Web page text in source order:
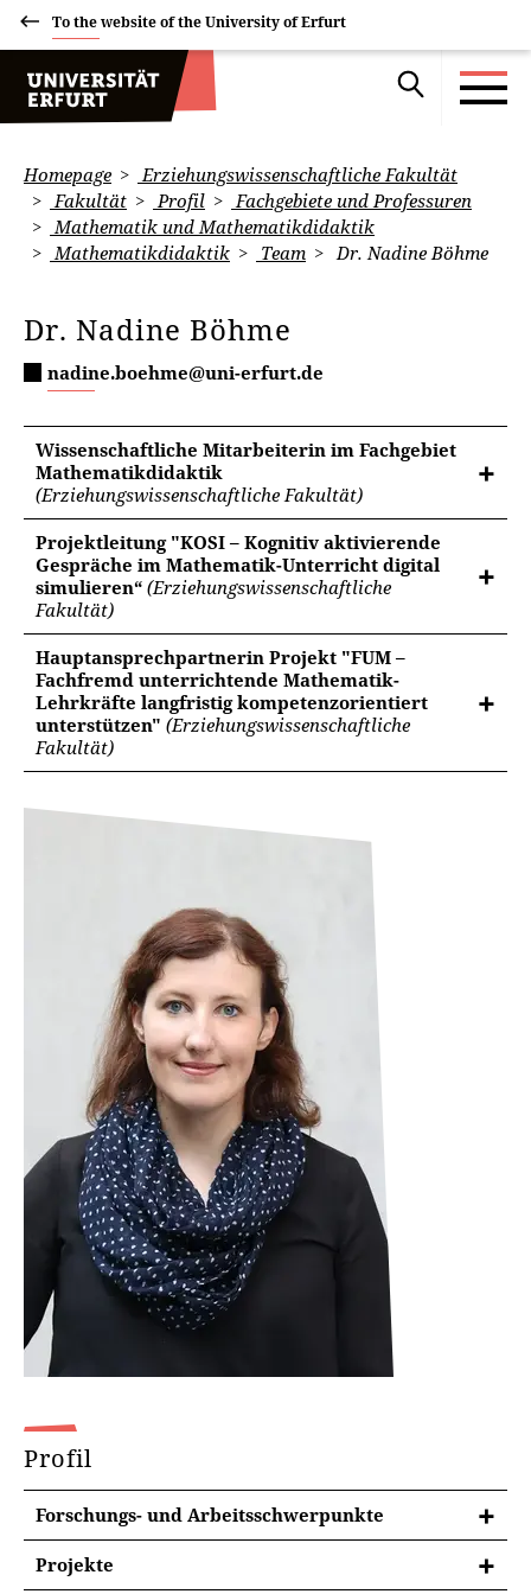
To the website of the University of Erfurt
Homepage
Erziehungswissenschaftliche Fakultät
Fakultät
Profil
Fachgebiete und Professuren
Mathematik und Mathematikdidaktik
Mathematikdidaktik
Team Dr. Nadine Böhme
Dr. Nadine Böhme
nadine.boehme@uni-erfurt.de
Wissenschaftliche Mitarbeiterin im Fachgebiet
Mathematikdidaktik
(Erziehungswissenschaftliche Fakultät)
Projektleitung "KOSI – Kognitiv aktivierende
Gespräche im Mathematik-Unterricht digital
simulieren“ (Erziehungswissenschaftliche
Fakultät)
Hauptansprechpartnerin Projekt "FUM –
Fachfremd unterrichtende Mathematik-
Lehrkräfte langfristig kompetenzorientiert
unterstützen" (Erziehungswissenschaftliche
Fakultät)
Profil
Forschungs- und Arbeitsschwerpunkte
Projekte